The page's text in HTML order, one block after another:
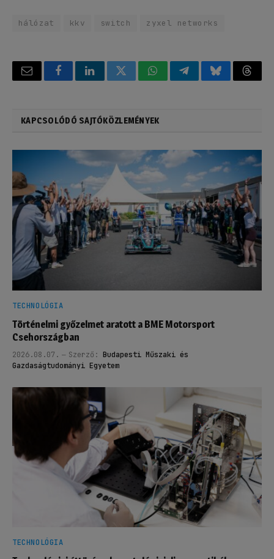
hálózat kkv switch zyxel networks
Email FacebookLinkedInTwitterWhatsAppTelegramBluesky
KAPCSOLÓDÓ SAJTÓKÖZLEMÉNYEK
TECHNOLÓGIA
Történelmi győzelmet aratott a BME Motorsport
Csehországban
2026.08.07. Szerző: Budapesti Műszaki és
Gazdaságtudományi Egyetem
TECHNOLÓGIA